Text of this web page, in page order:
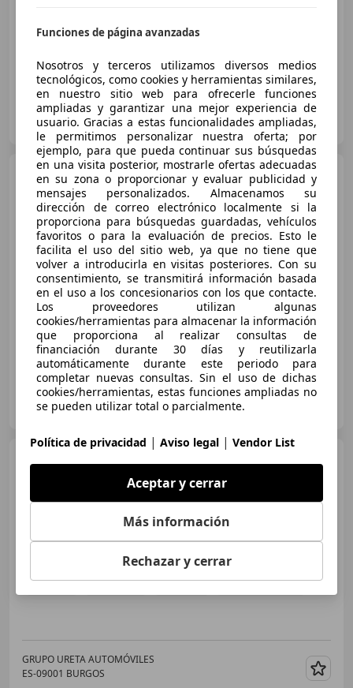
06/2023 33.419 km Eléctrico
JARMAUTO, concesionario oficial Audi
ES-28529 RIVAS VACIAMADRID
Audi Q8 e-tron Black line
quattro 290 kW (394 CV) tiptronic
€ 93.600
Sin comparación
02/2026 400 km
Electro/Gasolina
290 kW (394 CV)
GRUPO URETA AUTOMÓVILES
ES-09001 BURGOS
€ 74.000
08/2023 22.000 km Eléctrico 300 kW (408 CV)
GRUPO URETA AUTOMÓVILES
ES-09001 BURGOS
Funciones de página avanzadas
Nosotros y terceros utilizamos diversos medios
tecnológicos, como cookies y herramientas similares,
en nuestro sitio web para ofrecerle funciones
ampliadas y garantizar una mejor experiencia de
usuario. Gracias a estas funcionalidades ampliadas,
le permitimos personalizar nuestra oferta; por
ejemplo, para que pueda continuar sus búsquedas
en una visita posterior, mostrarle ofertas adecuadas
en su zona o proporcionar y evaluar publicidad y
mensajes personalizados. Almacenamos su
dirección de correo electrónico localmente si la
proporciona para búsquedas guardadas, vehículos
favoritos o para la evaluación de precios. Esto le
facilita el uso del sitio web, ya que no tiene que
volver a introducirla en visitas posteriores. Con su
consentimiento, se transmitirá información basada
en el uso a los concesionarios con los que contacte.
Los proveedores utilizan algunas
cookies/herramientas para almacenar la información
que proporciona al realizar consultas de
financiación durante 30 días y reutilizarla
automáticamente durante este periodo para
completar nuevas consultas. Sin el uso de dichas
cookies/herramientas, estas funciones ampliadas no
se pueden utilizar total o parcialmente.
Política de privacidad | Aviso legal | Vendor List
Aceptar y cerrar
Más información
Rechazar y cerrar